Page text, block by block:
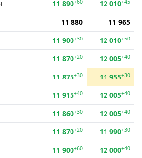
11 890+60 12 010+45
11 880
11 965
11 900+30 12 010+50
11 870+20 12 005+40
11 875+30 11 955+30
11 915+40 12 005+40
11 860+30 12 005+40
11 870+20 11 990+30
11 900+60 12 000+40